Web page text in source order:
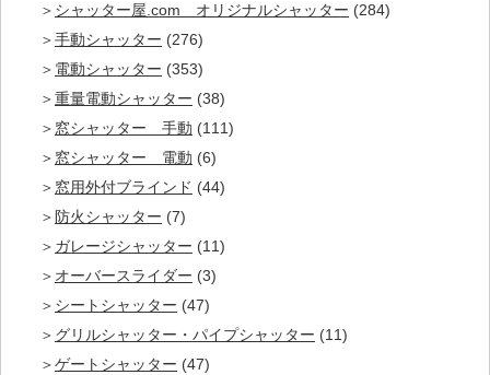
シャッター屋.com オリジナルシャッター (284)
手動シャッター (276)
電動シャッター (353)
重量電動シャッター (38)
窓シャッター 手動 (111)
窓シャッター 電動 (6)
窓用外付ブラインド (44)
防火シャッター (7)
ガレージシャッター (11)
オーバースライダー (3)
シートシャッター (47)
グリルシャッター・パイプシャッター (11)
ゲートシャッター (47)